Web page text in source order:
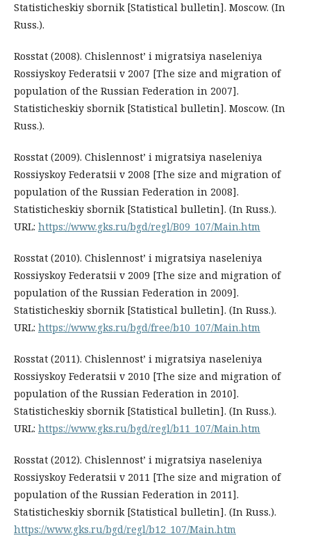
Statisticheskiy sbornik [Statistical bulletin]. Moscow. (In
Russ.).
Rosstat (2008). Chislennost’ i migratsiya naseleniya
Rossiyskoy Federatsii v 2007 [The size and migration of
population of the Russian Federation in 2007].
Statisticheskiy sbornik [Statistical bulletin]. Moscow. (In
Russ.).
Rosstat (2009). Chislennost’ i migratsiya naseleniya
Rossiyskoy Federatsii v 2008 [The size and migration of
population of the Russian Federation in 2008].
Statisticheskiy sbornik [Statistical bulletin]. (In Russ.).
URL: https://www.gks.ru/bgd/regl/B09_107/Main.htm
Rosstat (2010). Chislennost’ i migratsiya naseleniya
Rossiyskoy Federatsii v 2009 [The size and migration of
population of the Russian Federation in 2009].
Statisticheskiy sbornik [Statistical bulletin]. (In Russ.).
URL: https://www.gks.ru/bgd/free/b10_107/Main.htm
Rosstat (2011). Chislennost’ i migratsiya naseleniya
Rossiyskoy Federatsii v 2010 [The size and migration of
population of the Russian Federation in 2010].
Statisticheskiy sbornik [Statistical bulletin]. (In Russ.).
URL: https://www.gks.ru/bgd/regl/b11_107/Main.htm
Rosstat (2012). Chislennost’ i migratsiya naseleniya
Rossiyskoy Federatsii v 2011 [The size and migration of
population of the Russian Federation in 2011].
Statisticheskiy sbornik [Statistical bulletin]. (In Russ.).
https://www.gks.ru/bgd/regl/b12_107/Main.htm